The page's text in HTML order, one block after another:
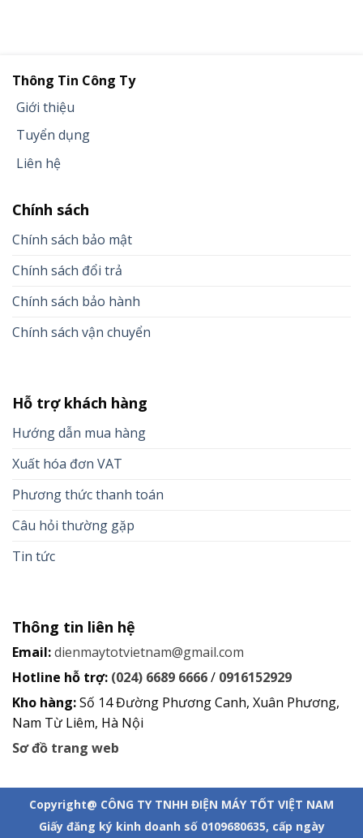
Thông Tin Công Ty
Giới thiệu
Tuyển dụng
Liên hệ
Chính sách
Chính sách bảo mật
Chính sách đổi trả
Chính sách bảo hành
Chính sách vận chuyển
Hỗ trợ khách hàng
Hướng dẫn mua hàng
Xuất hóa đơn VAT
Phương thức thanh toán
Câu hỏi thường gặp
Tin tức
Thông tin liên hệ
Email:dienmaytotvietnam@gmail.com
Hotline hỗ trợ: (024) 6689 6666/ 0916152929
Kho hàng:Số 14 Đường Phương Canh, Xuân Phương,
Nam Từ Liêm, Hà Nội
Sơ đồ trang web
Copyright@ CÔNG TY TNHH ĐIỆN MÁY TỐT VIỆT NAM
Giấy đăng ký kinh doanh số 0109680635, cấp ngày